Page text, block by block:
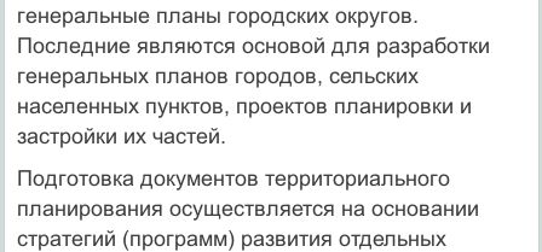
генеральные планы городских округов.
Последние являются основой для разработки
генеральных планов городов, сельских
населенных пунктов, проектов планировки и
застройки их частей.
Подготовка документов территориального
планирования осуществляется на основании
стратегий (программ) развития отдельных